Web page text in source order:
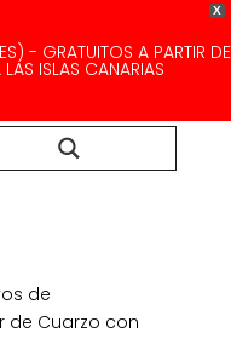
X
- GRATUITOS A PARTIR DE
ISLAS CANARIAS
de
de Cuarzo con